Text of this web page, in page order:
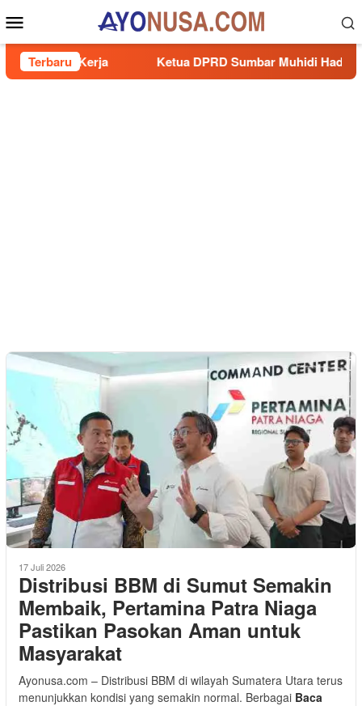
ke
kontenMobile
Terbaru
Kerja Ketua DPRD Sumbar Muhidi Hadiri Rapat
17 Juli 2026
Distribusi BBM di Sumut Semakin
Membaik, Pertamina Patra Niaga
Pastikan Pasokan Aman untuk
Masyarakat
Ayonusa.com – Distribusi BBM di wilayah Sumatera Utara terus
menunjukkan kondisi yang semakin normal. Berbagai Baca